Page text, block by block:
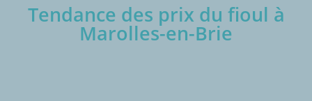
Tendance des prix du fioul à
Marolles-en-Brie